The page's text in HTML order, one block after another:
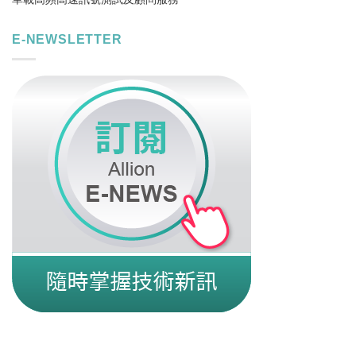
E-NEWSLETTER